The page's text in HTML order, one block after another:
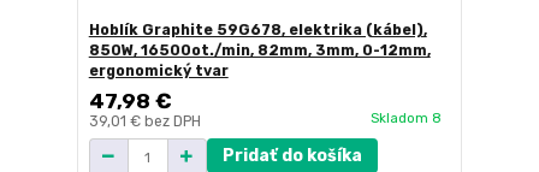
Hoblík Graphite 59G678, elektrika (kábel),
850W, 16500ot./min, 82mm, 3mm, 0-12mm,
ergonomický tvar
47,98 €
39,01 € bez DPH Skladom 8
Pridať do košíka